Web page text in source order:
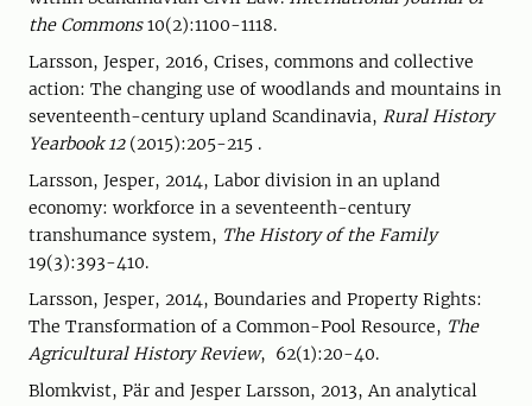
the Commons10(2):1100-1118.
Larsson, Jesper, 2016, Crises, commons and collective
action: The changing use of woodlands and mountains in
seventeenth-century upland Scandinavia, Rural History
Yearbook 12(2015):205-215 .
Larsson, Jesper, 2014, Labor division in an upland
economy: workforce in a seventeenth-century
transhumance system, The History of the Family
19(3):393-410.
Larsson, Jesper, 2014, Boundaries and Property Rights:
The Transformation of a Common-Pool Resource, The
Agricultural History Review, 62(1):20-40.
Blomkvist, Pär and Jesper Larsson, 2013, An analytical